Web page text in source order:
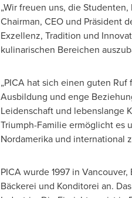
„Wir freuen uns, die
Chairman, CEO und Präsident
Exzellenz, Tradition und
kulinarischen Bereichen
„PICA hat sich einen guten
Ausbildung und enge
Leidenschaft und lebenslange
Triumph-Familie ermöglicht es
Nordamerika und international
PICA wurde 1997 in
Bäckerei und Konditorei an.